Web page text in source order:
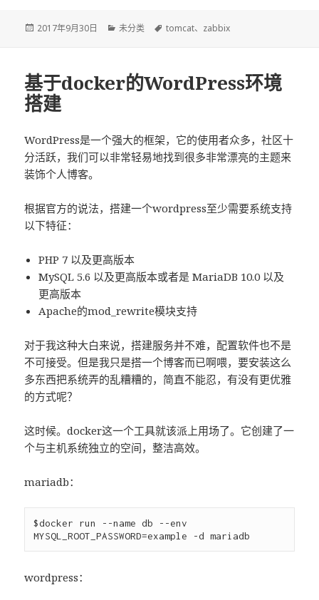
发
2017年9月30日
分
未分类
标
tomcat、 zabbix
基于docker的WordPress环境
搭建
WordPress是一个强大的框架，它的使用者众多，社区十
分活跃，我们可以非常轻易地找到很多非常漂亮的主题来
装饰个人博客。
根据官方的说法，搭建一个wordpress至少需要系统支持
以下特征：
PHP 7 以及更高版本
MySQL 5.6 以及更高版本或者是 MariaDB 10.0 以及
更高版本
Apache的mod_rewrite模块支持
对于我这种大白来说，搭建服务并不难，配置软件也不是
不可接受。但是我只是搭一个博客而已啊喂，要安装这么
多东西把系统弄的乱糟糟的，简直不能忍，有没有更优雅
的方式呢？
这时候。docker这一个工具就该派上用场了。它创建了一
个与主机系统独立的空间，整洁高效。
mariadb：
$docker run --name db --env
wordpress：